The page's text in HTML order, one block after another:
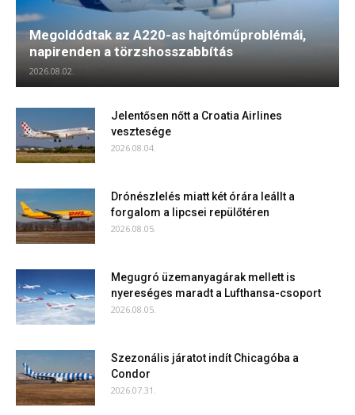
Megoldódtak az A220-as hajtóműproblémái,
napirenden a törzshosszabbítás
2026.08.02.
Jelentősen nőtt a Croatia Airlines
vesztesége
2026.08.04.
Drónészlelés miatt két órára leállt a
forgalom a lipcsei repülőtéren
2026.08.05.
Megugró üzemanyagárak mellett is
nyereséges maradt a Lufthansa-csoport
2026.08.05.
Szezonális járatot indít Chicagóba a
Condor
2026.07.31.